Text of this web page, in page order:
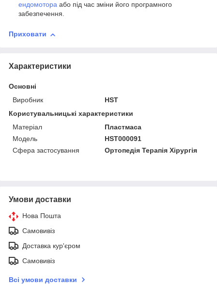
ендомотора або під час зміни його програмного
забезпечення.
Приховати
Характеристики
Основні
Виробник
HST
Користувальницькі характеристики
Матеріал
Пластмаса
Модель
HST000091
Сфера застосування
Ортопедія Терапія Хірургія
Умови доставки
Нова Пошта
Самовивіз
Доставка кур'єром
Самовивіз
Всі умови доставки